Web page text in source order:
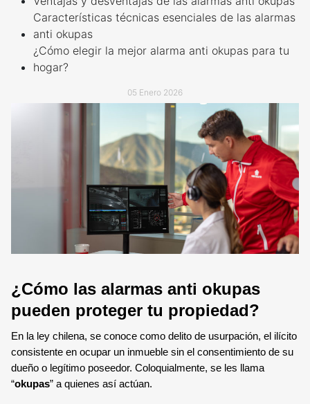
ALARMA ANTI OKUPA
LECTOR DE LLAVES
SENSOR PERIMETRAL
SENSOR MAGNÉTICO
CENTRAL DE ALARMAS
Características técnicas esenciales de las alarmas
anti okupas
¿Cómo elegir la mejor alarma anti okupas para tu
hogar?
05 Enero 2026
¿Cómo las alarmas anti okupas
pueden proteger tu propiedad?
En la ley chilena, se conoce como delito de usurpación, el ilícito
consistente en ocupar un inmueble sin el consentimiento de su
dueño o legítimo poseedor. Coloquialmente, se les llama
“okupas” a quienes así actúan.